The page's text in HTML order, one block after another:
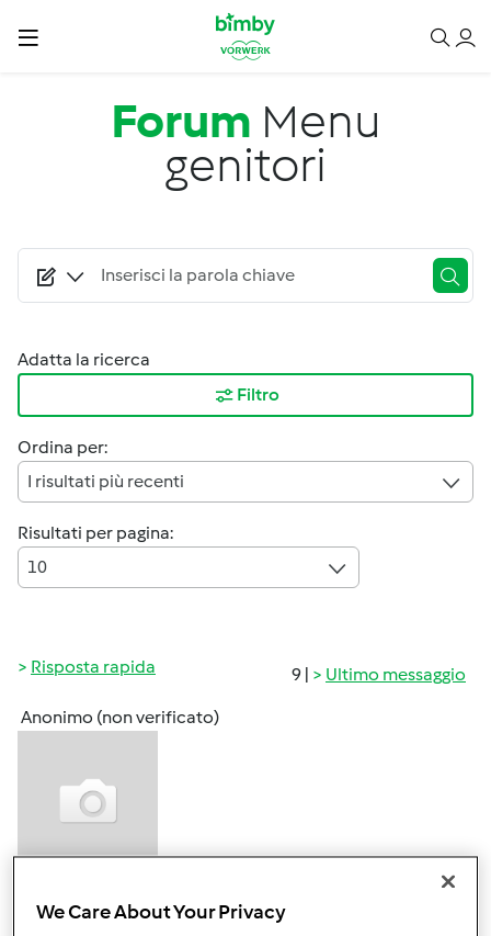
Salta al contenuto principale
Forum Menu
genitori
Adatta la ricerca
Filtro
Ordina per:
I risultati più recenti
Risultati per pagina:
10
9 | Ultimo messaggio
Risposta rapida
Anonimo (non verificato)
We Care About Your Privacy